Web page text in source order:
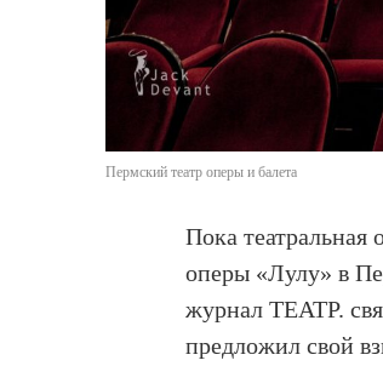
Пермский театр оперы и балета
Пока театральная
оперы «Лулу» в
журнал ТЕАТР.
предложил свой